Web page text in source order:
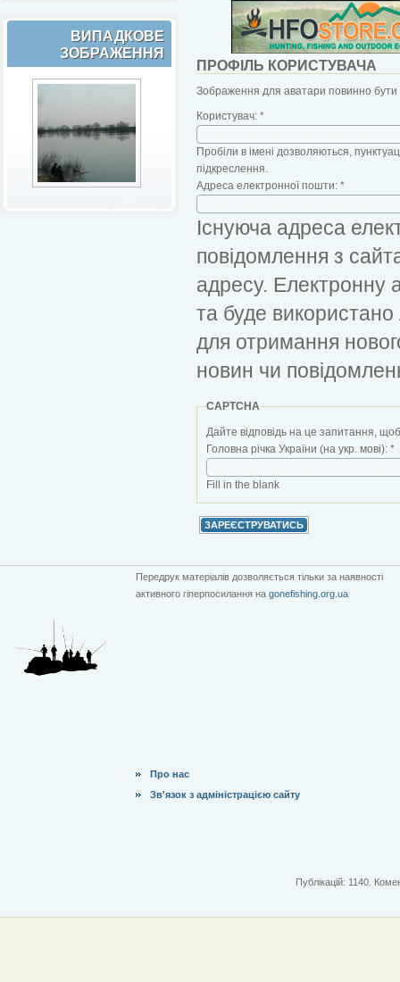
ВИПАДКОВЕ
ЗОБРАЖЕННЯ
ПРОФІЛЬ КОРИСТУВАЧА
Зображення для аватари повинно бути
Користувач: *
Пробіли в імені дозволяються,
підкреслення.
Адреса електронної пошти: *
Існуюча адреса
повідомлення з
адресу. Електронну
та буде
для отримання
новин чи
CAPTCHA
Дайте відповідь на це запитання,
Головна річка України (на укр. мові): *
Fill in the blank
Передрук матеріалів дозволяється тільки за наявності
активного гіперпосилання на gonefishing.org.ua
Про нас
Зв'язок з адміністрацією сайту
Публікацій: 1140.